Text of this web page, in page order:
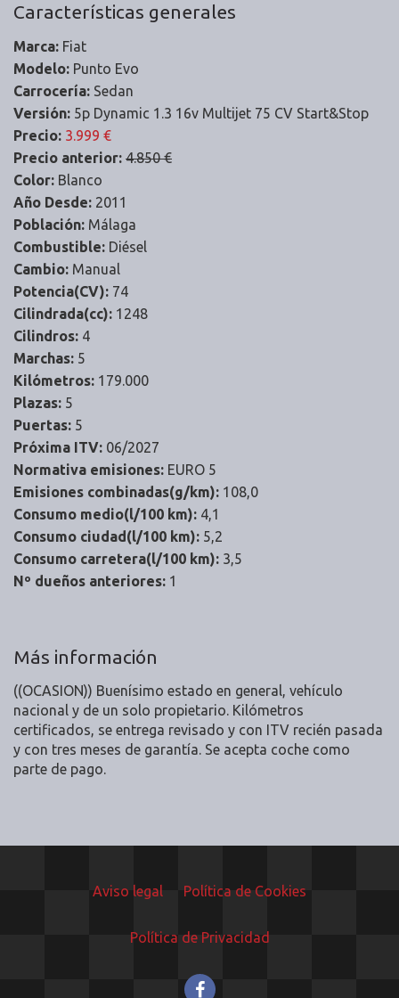
Características generales
Marca: Fiat
Modelo: Punto Evo
Carrocería: Sedan
Versión: 5p Dynamic 1.3 16v Multijet 75 CV Start&Stop
Precio: 3.999 €
Precio anterior: 4.850 €
Color: Blanco
Año Desde: 2011
Población: Málaga
Combustible: Diésel
Cambio: Manual
Potencia(CV): 74
Cilindrada(cc): 1248
Cilindros: 4
Marchas: 5
Kilómetros: 179.000
Plazas: 5
Puertas: 5
Próxima ITV: 06/2027
Normativa emisiones: EURO 5
Emisiones combinadas(g/km): 108,0
Consumo medio(l/100 km): 4,1
Consumo ciudad(l/100 km): 5,2
Consumo carretera(l/100 km): 3,5
Nº dueños anteriores: 1
Más información
((OCASION)) Buenísimo estado en general, vehículo
nacional y de un solo propietario. Kilómetros
certificados, se entrega revisado y con ITV recién pasada
y con tres meses de garantía. Se acepta coche como
parte de pago.
Aviso legal Política de Cookies
Política de Privacidad